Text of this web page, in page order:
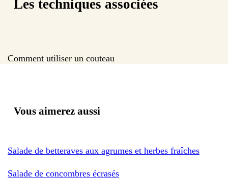
Les techniques associées
Comment utiliser un couteau
Vous aimerez aussi
Salade de betteraves aux agrumes et herbes fraîches
Salade de concombres écrasés